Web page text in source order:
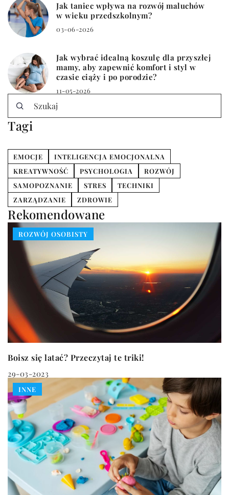
Jak taniec wpływa na rozwój maluchów
w wieku przedszkolnym?
03-06-2026
Jak wybrać idealną koszulę dla przyszłej
mamy, aby zapewnić komfort i styl w
czasie ciąży i po porodzie?
11-05-2026
Tagi
EMOCJE
INTELIGENCJA EMOCJONALNA
KREATYWNOŚĆ
PSYCHOLOGIA
ROZWÓJ
SAMOPOZNANIE
STRES
TECHNIKI
ZARZĄDZANIE
ZDROWIE
Rekomendowane
ROZWÓJ OSOBISTY
Boisz się latać? Przeczytaj te triki!
29-03-2023
INNE